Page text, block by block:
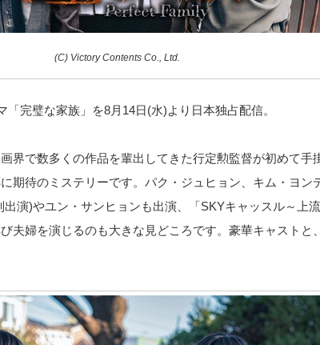
(C) Victory Contents Co., Ltd.
完璧な家族」を8月14日(水)より日本独占配信。
界で数多くの作品を輩出してきた行定勲監督が初めて手
期待のミステリーです。パク・ジュヒョン、キム・ヨン
演)やユン・サンヒョンも出演、「SKYキャッスル～上
夫婦を演じるのも大きな見どころです。豪華キャストと